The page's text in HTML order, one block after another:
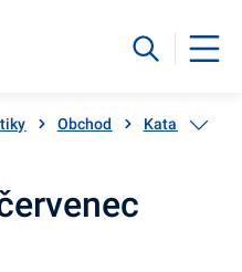
Obchod Katalog